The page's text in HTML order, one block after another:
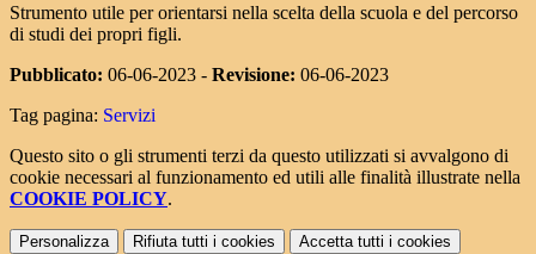
Strumento utile per orientarsi nella scelta della scuola e del percorso
di studi dei propri figli.
Pubblicato: 06-06-2023 - Revisione: 06-06-2023
Tag pagina: Servizi
Questo sito o gli strumenti terzi da questo utilizzati si avvalgono di
cookie necessari al funzionamento ed utili alle finalità illustrate nella
COOKIE POLICY.
Personalizza Rifiuta tutti i cookies Accetta tutti i cookies